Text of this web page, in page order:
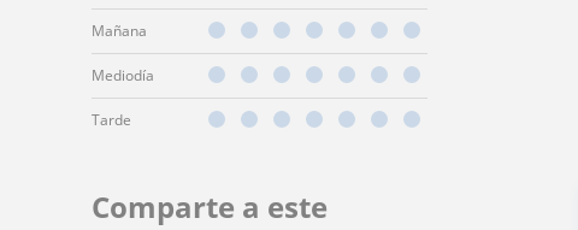
Mañana
Mediodía
Tarde
Comparte a este